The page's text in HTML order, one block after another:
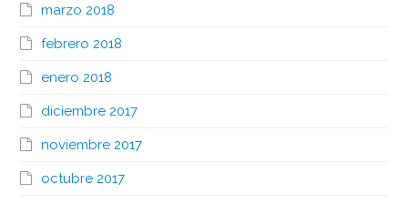
marzo 2018
febrero 2018
enero 2018
diciembre 2017
noviembre 2017
octubre 2017